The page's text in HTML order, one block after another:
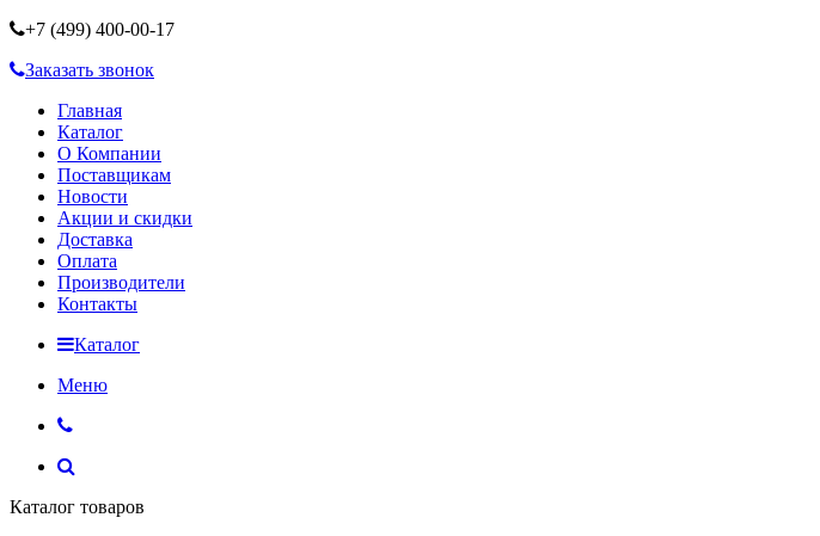
+7 (499) 400-00-17
Заказать звонок
Главная
Каталог
О Компании
Поставщикам
Новости
Акции и скидки
Доставка
Оплата
Производители
Контакты
Каталог
Меню
Каталог товаров